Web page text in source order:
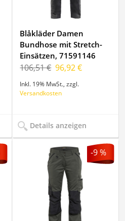
Blåkläder Damen
Bundhose mit Stretch-
Einsätzen, 71591146
106,51 € 96,92 €
Inkl. 19% MwSt. ,zzgl.
Versandkosten
Details anzeigen
-9 %